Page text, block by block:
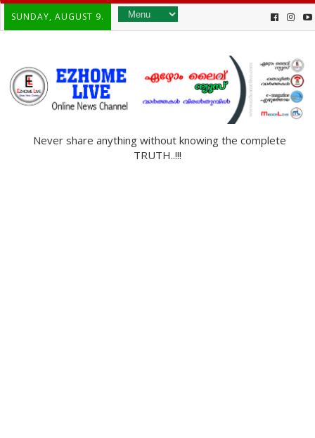
SUNDAY, AUGUST 9.
Never share anything without knowing the complete
TRUTH..!!!